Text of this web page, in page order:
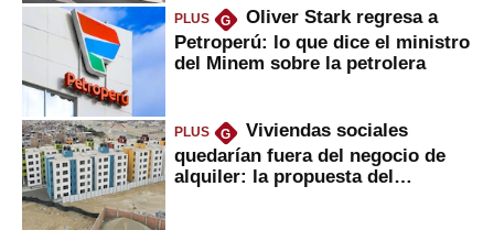
PLUS G
Oliver Stark regresa a
Petroperú: lo que dice el ministro
del Minem sobre la petrolera
PLUS G
Viviendas sociales
quedarían fuera del negocio de
alquiler: la propuesta del